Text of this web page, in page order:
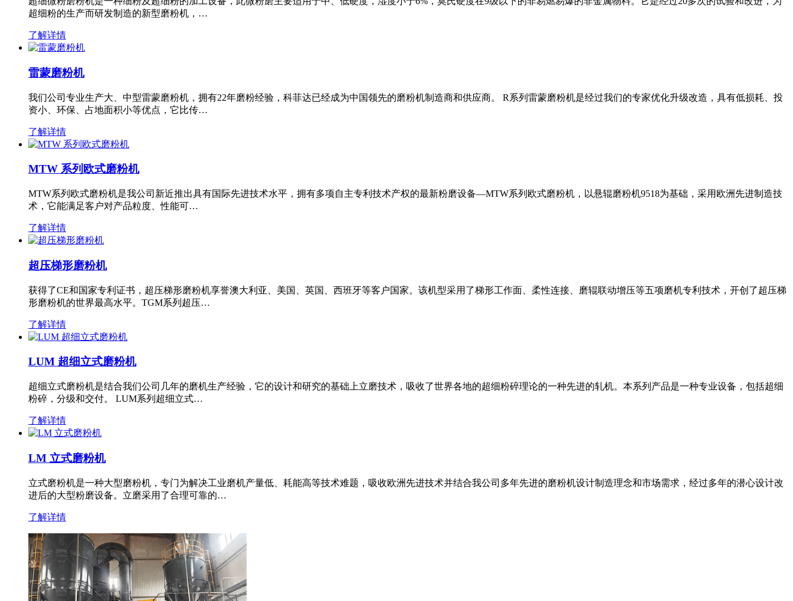
超细粉的生产而研发制造的新型磨粉机，…
了解详情
雷蒙磨粉机
我们公司专业生产大、中型雷蒙磨粉机，拥有22年磨粉经验，科菲达已经成为中国领先的磨粉机制造商和供应商。 R系列雷蒙磨粉机是经过我们的专家优化升级改造，具有低损耗、投
资小、环保、占地面积小等优点，它比传…
了解详情
MTW 系列欧式磨粉机
MTW系列欧式磨粉机是我公司新近推出具有国际先进技术水平，拥有多项自主专利技术产权的最新粉磨设备—MTW系列欧式磨粉机，以悬辊磨粉机9518为基础，采用欧洲先进制造技
术，它能满足客户对产品粒度、性能可…
了解详情
超压梯形磨粉机
获得了CE和国家专利证书，超压梯形磨粉机享誉澳大利亚、美国、英国、西班牙等客户国家。该机型采用了梯形工作面、柔性连接、磨辊联动增压等五项磨机专利技术，开创了超压梯
形磨粉机的世界最高水平。TGM系列超压…
了解详情
LUM 超细立式磨粉机
超细立式磨粉机是结合我们公司几年的磨机生产经验，它的设计和研究的基础上立磨技术，吸收了世界各地的超细粉碎理论的一种先进的轧机。本系列产品是一种专业设备，包括超细
粉碎，分级和交付。 LUM系列超细立式…
了解详情
LM 立式磨粉机
立式磨粉机是一种大型磨粉机，专门为解决工业磨机产量低、耗能高等技术难题，吸收欧洲先进技术并结合我公司多年先进的磨粉机设计制造理念和市场需求，经过多年的潜心设计改
进后的大型粉磨设备。立磨采用了合理可靠的…
了解详情